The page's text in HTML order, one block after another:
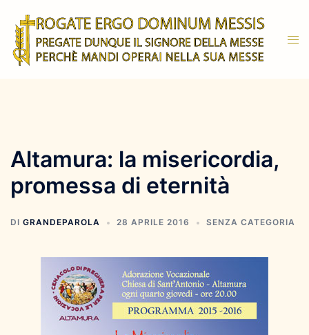
contenuto
Altamura: la misericordia,
promessa di eternità
DI GRANDEPAROLA 28 APRILE 2016 SENZA CATEGORIA